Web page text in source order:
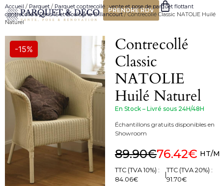
PRENDRE RDV
Accueil / Parquet / Parquet contrecollé : vente et pose de parquet flottant
contrecollé à Paris 15 et Boulogne-Billancourt/ Contrecollé Classic NATOLIE Huilé
Naturel
-15%
Contrecollé
Classic
NATOLIE
Huilé Naturel
En Stock – Livré sous 24H/48H
Échantillons gratuits disponibles en
Showroom
89.90€76.42€ HT/
TTC (TVA 10%) :
84.06€
TTC (TVA 20%) :
91.70€